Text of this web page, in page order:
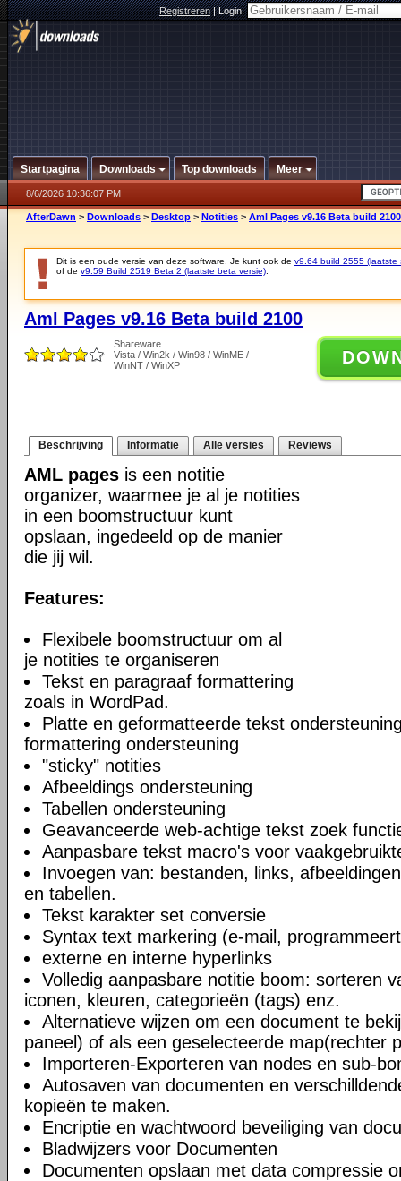
Registreren|Login:
Startpagina Downloads Top downloads Meer
8/6/2026 10:36:07 PM
AfterDawn > Downloads > Desktop > Notities > Aml Pages v9.16 Beta build 2100
Dit is een oude versie van deze software. Je kunt ook de v9.64 build 2555 (laatste
of de v9.59 Build 2519 Beta 2 (laatste beta versie)
Aml Pages v9.16 Beta build 2100
Shareware
Vista / Win2k / Win98 / WinME /
WinNT / WinXP
Beschrijving Informatie Alle versies Reviews
AML pages is een notitie
organizer, waarmee je al je notities
in een boomstructuur kunt
opslaan, ingedeeld op de manier
die jij wil.
Features:
Flexibele boomstructuur om al
je notities te organiseren
Tekst en paragraaf formattering
zoals in WordPad.
Platte en geformatteerde tekst
formattering ondersteuning
"sticky" notities
Afbeeldings ondersteuning
Tabellen ondersteuning
Geavanceerde web-achtige tekst zoek
Aanpasbare tekst macro's voor
Invoegen van: bestanden, links,
en tabellen.
Tekst karakter set conversie
Syntax text markering (e-mail,
externe en interne hyperlinks
Volledig aanpasbare notitie boom: sorteren
iconen, kleuren, categorieën (tags) enz.
Alternatieve wijzen om een document te
paneel) of als een geselecteerde map(rechter
Importeren-Exporteren van nodes en sub-
Autosaven van documenten en
kopieën te maken.
Encriptie en wachtwoord beveiliging van
Bladwijzers voor Documenten
Documenten opslaan met data compressie